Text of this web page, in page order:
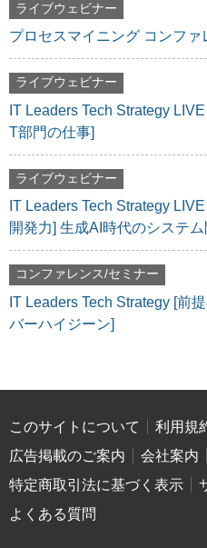
ライブウェビナー
プロセスマイニング コンファ
ライブウェビナー
IT Leaders Tech Strategy
T部門の仕事]
ライブウェビナー
IT Leaders Tech Strategy
開発力] 生成AI時代のシステム
コンファレンス/セミナー
IT Leaders Tech Strategy [前
バーハイジーン]
このサイトについて 利用規
広告掲載のご案内
会社案内
特定商取引法に基づく表示
よくある質問